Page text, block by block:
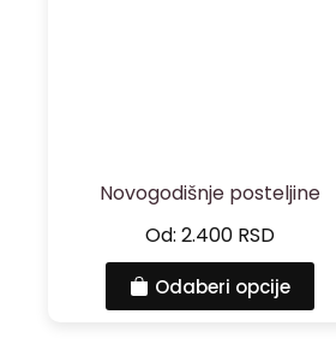
Novogodišnje posteljine
Od: 2.400 RSD
Odaberi opcije